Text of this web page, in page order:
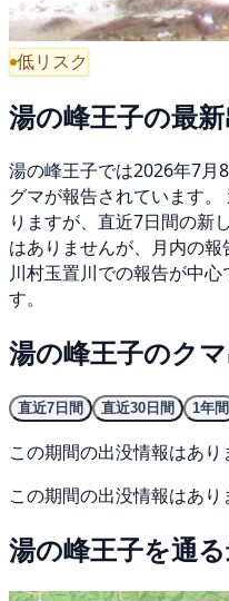
低リスク
湯の峰王子の最
湯の峰王子では2026年7月
グマが報告されています
りますが、直近7日間の新
はありませんが、月内の
川村玉置川での報告が中
す。
湯の峰王子のク
直近7日間 直近30日間 1年間
この期間の出没情報はあり
この期間の出没情報はあり
湯の峰王子を通